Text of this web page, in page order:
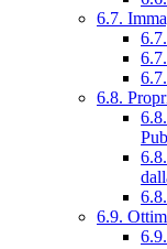
6.7.
6.8.
6.9.